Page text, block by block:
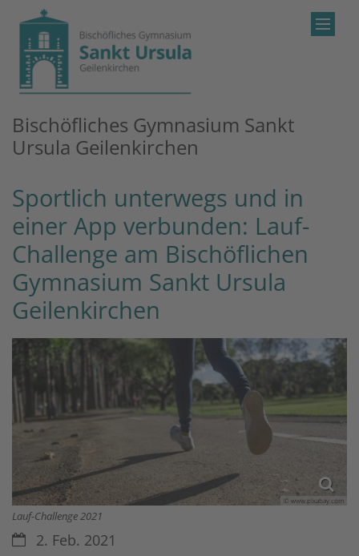
Zum Inhalt springen
Bischöfliches Gymnasium Sankt
Ursula Geilenkirchen
Sportlich unterwegs und in
einer App verbunden: Lauf-
Challenge am Bischöflichen
Gymnasium Sankt Ursula
Geilenkirchen
© www.pixabay.com
Lauf-Challenge 2021
Datum:2. Feb. 2021